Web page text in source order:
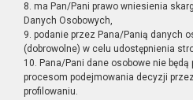
8. ma Pan/Pani prawo wniesienia
Danych Osobowych,
9. podanie przez Pana/Panią danych
(dobrowolne) w celu udostępnienia
10. Pana/Pani dane osobowe nie
procesom podejmowania decyzji
profilowaniu.